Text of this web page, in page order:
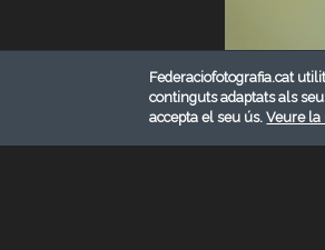
Federaciofotografia.cat
continguts adaptats als
accepta el seu ús.Veure la